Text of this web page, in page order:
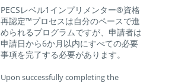
PECSレベル1 インプリメンター®資格
再認定™プロセスは自分のペースで進
められるプログラムですが、申請者は
申請日から6か月以内にすべての必要
事項を完了する必要があります。
Upon successfully completing the